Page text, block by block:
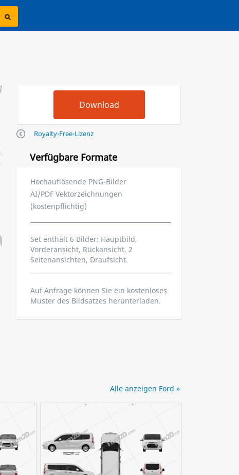
Royalty-Free-Lizenz
Verfügbare Formate
Hochauflösende PNG-Bilder
AI/PDF Vektorzeichnungen
(kostenpflichtig)
Set enthält 6 Bilder: Hauptbild,
Vorderansicht, Rückansicht, 2
Seitenansichten, Draufsicht.
Auf Anfrage können Sie ein kostenloses
Muster des Bildsatzes herunterladen.
Alle anzeigen Ford »